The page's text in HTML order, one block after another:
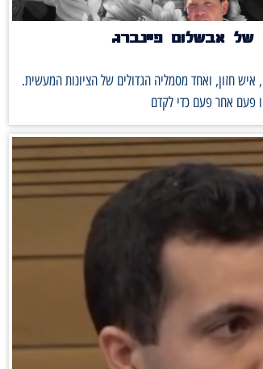
של אבשלום פיינברג
רוח, איש חזון, ואחד מסמליה הגדולים של הציונות המעשית.
פעם אחר פעם כדי לקדם